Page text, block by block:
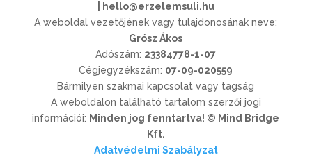
hello@erzelemsuli.hu
A weboldal vezetőjének vagy tulajdonosának neve:
Grósz Ákos
Adószám: 23384778-1-07
Cégjegyzékszám: 07-09-020559
Bármilyen szakmai kapcsolat vagy tagság
A weboldalon található tartalom szerzői jogi
információi: Minden jog fenntartva! © Mind Bridge
Kft.
Adatvédelmi Szabályzat